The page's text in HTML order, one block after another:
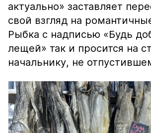
актуально» заставляет
свой взгляд на
Рыбка с надписью «Будь
лещей» так и просится на
начальнику, не